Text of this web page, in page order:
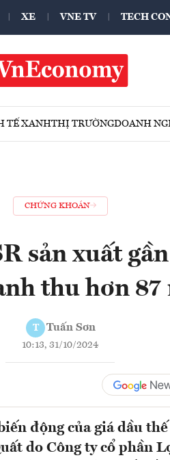
XE VNE TV TECH
TẾ XANHTHỊ TRƯỜNGDOANH
CHỨNG KHOÁN
sản xuất
thu hơn
T Tuấn Sơn
10:13, 31/10/2024
động của giá dầu
do Công ty cổ phần